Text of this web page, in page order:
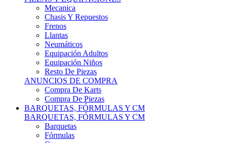
Mecanica
Chasis Y Repuestos
Frenos
Llantas
Neumáticos
Equipación Adultos
Equipación Niños
Resto De Piezas
ANUNCIOS DE COMPRA
Compra De Karts
Compra De Piezas
BARQUETAS, FÓRMULAS Y CM
BARQUETAS, FÓRMULAS Y CM
Barquetas
Fórmulas